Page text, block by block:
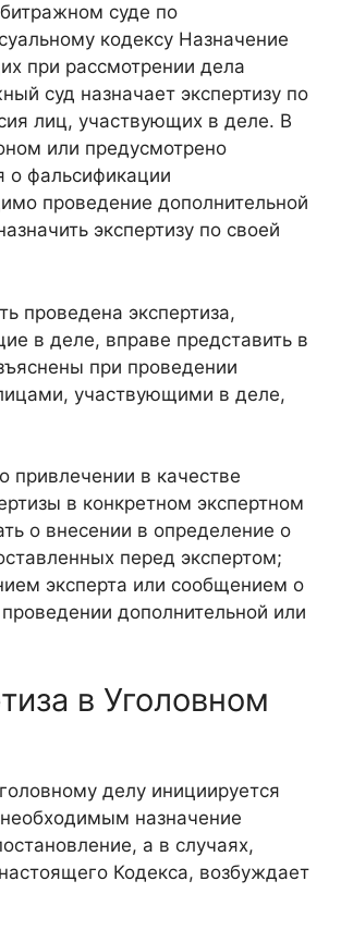
суде по
кодексу Назначение
при рассмотрении дела
суд назначает экспертизу по
лиц, участвующих в деле. В
или предусмотрено
о фальсификации
проведение дополнительной
экспертизу по своей
проведена экспертиза,
в деле, вправе представить в
при проведении
участвующими в деле,
привлечении в качестве
в конкретном экспертном
о внесении в определение о
перед экспертом;
эксперта или сообщением о
дополнительной или
в Уголовном
делу инициируется
назначение
а в случаях,
Кодекса, возбуждает